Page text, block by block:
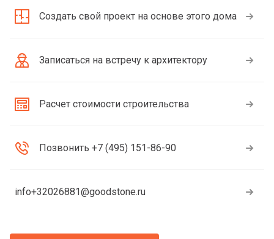
Создать свой проект на основе этого дома
Записаться на встречу к архитектору
Расчет стоимости строительства
Позвонить +7 (495) 151-86-90
info+32026881@goodstone.ru